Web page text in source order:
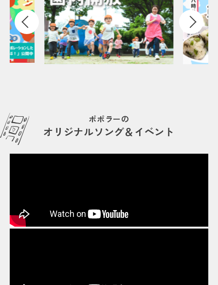
ポポラーの
オリジナルソング＆イベント